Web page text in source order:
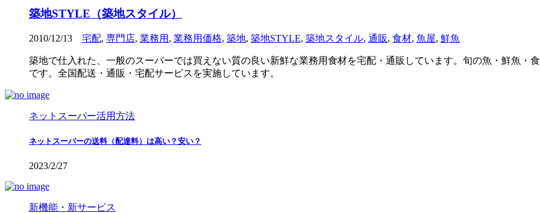
築地STYLE（築地スタイル）
2010/12/13 宅配, 専門店, 業務用 , 業務用価格, 築地, 築地STYLE, 築地スタイル, 通販, 食材, 魚屋, 鮮魚
築地で仕入れた、一般のスーパーでは買えない質の良い新鮮な業務用食材を宅配・通販しています。旬の魚・鮮魚・
です。全国配送・通販・宅配サービスを実施しています。
ネットスーパー活用方法
ネットスーパーの送料（配達料）は高い？安い？
2023/2/27
新機能・新サービス